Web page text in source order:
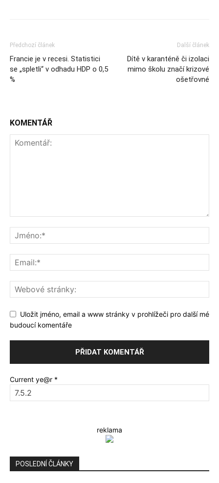
Předchozí článek
Francie je v recesi. Statistici
se „spletli“ v odhadu HDP o 0,5
%
Další článek
Dítě v karanténě či izolaci
mimo školu značí krizové
ošetřovné
KOMENTÁŘ
Uložit jméno, email a www stránky v prohlížeči pro další mé
budoucí komentáře
Current ye@r *
reklama
POSLEDNÍ ČLÁNKY